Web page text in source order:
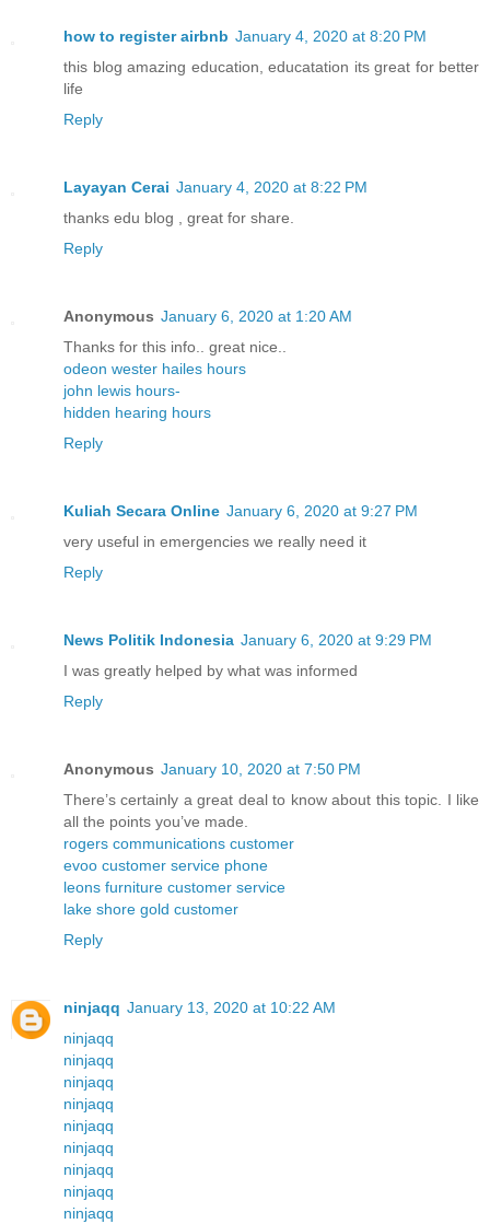
how to register airbnb January 4, 2020 at 8:20 PM
this blog amazing education, educatation its great for better
life
Reply
Layayan Cerai January 4, 2020 at 8:22 PM
thanks edu blog , great for share.
Reply
Anonymous January 6, 2020 at 1:20 AM
Thanks for this info.. great nice..
odeon wester hailes hours
john lewis hours-
hidden hearing hours
Reply
Kuliah Secara Online January 6, 2020 at 9:27 PM
very useful in emergencies we really need it
Reply
News Politik Indonesia January 6, 2020 at 9:29 PM
I was greatly helped by what was informed
Reply
Anonymous January 10, 2020 at 7:50 PM
There’s certainly a great deal to know about this topic. I like
all the points you’ve made.
rogers communications customer
evoo customer service phone
leons furniture customer service
lake shore gold customer
Reply
ninjaqq January 13, 2020 at 10:22 AM
ninjaqq
ninjaqq
ninjaqq
ninjaqq
ninjaqq
ninjaqq
ninjaqq
ninjaqq
ninjaqq